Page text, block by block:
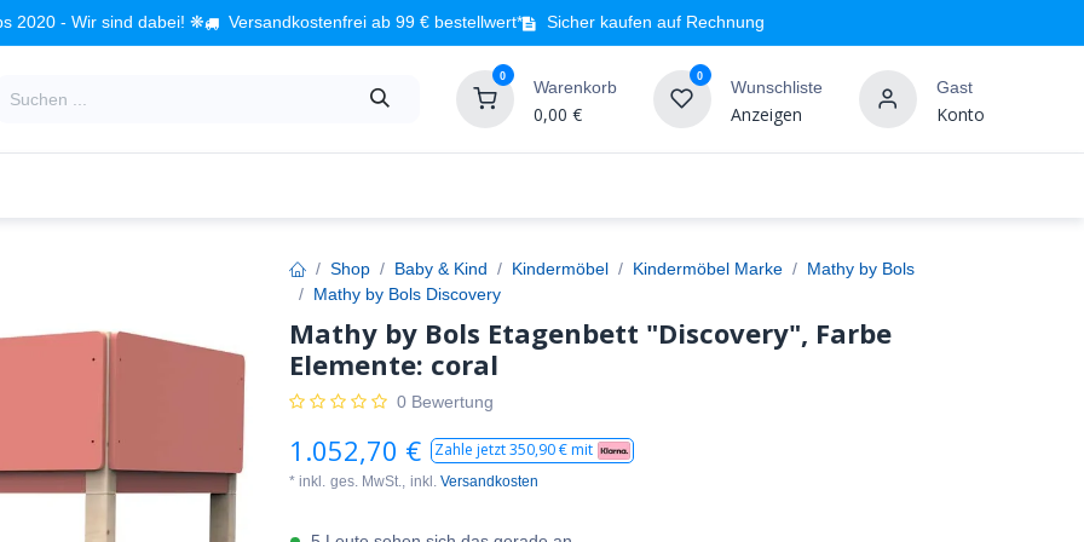
2020 - Wir sind dabei! ❋ Versandkostenfrei ab 99 € bestellwert* Sicher kaufen auf Rechnung
0
Warenkorb
0,00 €
0
Wunschliste
Anzeigen
Gast
Konto
Shop Baby & Kind Kindermöbel Kindermöbel Marke
Mathy by Bols
Mathy by Bols Discovery
Mathy by Bols Etagenbett "Discovery", Farbe
Elemente: coral
0 Bewertung
1.052,70 € Zahle jetzt350,90€ mit
* inkl. ges. MwSt., inkl. Versandkosten